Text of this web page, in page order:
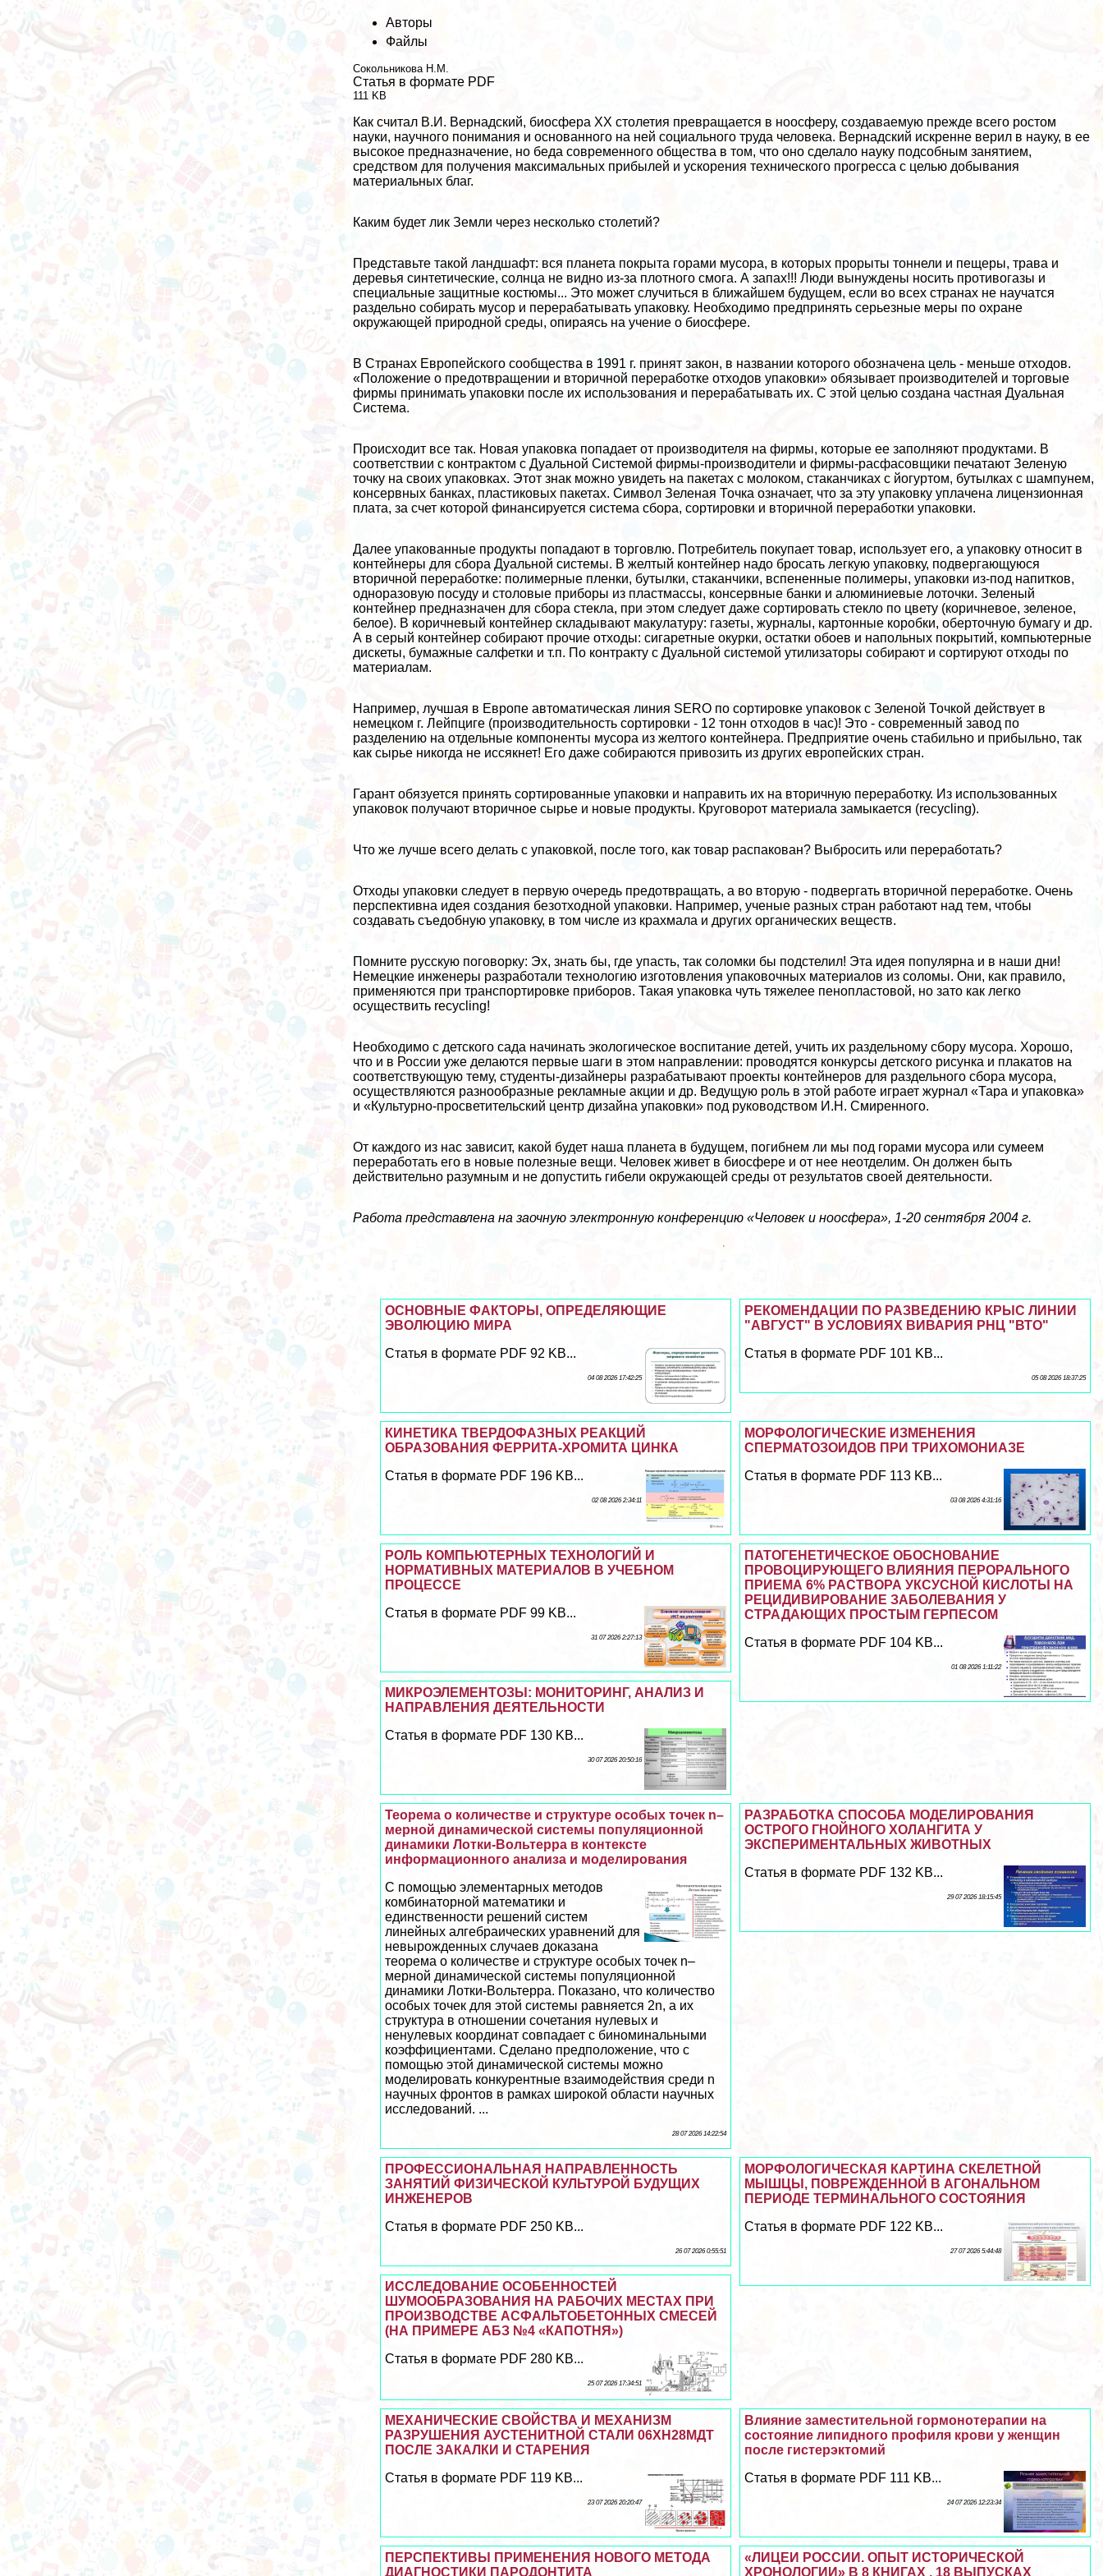
Авторы
Файлы
Сокольникова Н.М.
Статья в формате PDF
111 KB
Как считал В.И. Вернадский, биосфера ХХ столетия превращается в ноосферу, создаваемую прежде всего ростом
науки, научного понимания и основанного на ней социального труда человека. Вернадский искренне верил в науку, в ее
высокое предназначение, но беда современного общества в том, что оно сделало науку подсобным занятием,
средством для получения максимальных прибылей и ускорения технического прогресса с целью добывания
материальных благ.
Каким будет лик Земли через несколько столетий?
Представьте такой ландшафт: вся планета покрыта горами мусора, в которых прорыты тоннели и пещеры, трава и
деревья синтетические, солнца не видно из-за плотного смога. А запах!!! Люди вынуждены носить противогазы и
специальные защитные костюмы... Это может случиться в ближайшем будущем, если во всех странах не научатся
раздельно собирать мусор и переpaбатывать упаковку. Необходимо предпринять серьезные меры по охране
окружающей природной среды, опираясь на учение о биосфере.
В Странах Европейского сообщества в 1991 г. принят закон, в названии которого обозначена цель - меньше отходов.
«Положение о предотвращении и вторичной переработке отходов упаковки» обязывает производителей и торговые
фирмы принимать упаковки после их использования и переpaбатывать их. С этой целью создана частная Дуальная
Система.
Происходит все так. Новая упаковка попадает от производителя на фирмы, которые ее заполняют продуктами. В
соответствии с контpaктом с Дуальной Системой фирмы-производители и фирмы-расфасовщики печатают Зеленую
точку на своих упаковках. Этот знак можно увидеть на пакетах с молоком, стаканчиках с йогуртом, бутылках с шампунем,
консервных банках, пластиковых пакетах. Символ Зеленая Точка означает, что за эту упаковку уплачена лицензионная
плата, за счет которой финансируется система сбора, сортировки и вторичной переработки упаковки.
Далее упакованные продукты попадают в торговлю. Потребитель покупает товар, использует его, а упаковку относит в
контейнеры для сбора Дуальной системы. В желтый контейнер надо бросать легкую упаковку, подвергающуюся
вторичной переработке: полимерные пленки, бутылки, стаканчики, вспененные полимеры, упаковки из-под напитков,
одноразовую посуду и столовые приборы из пластмассы, консервные банки и алюминиевые лоточки. Зеленый
контейнер предназначен для сбора стекла, при этом следует даже сортировать стекло по цвету (коричневое, зеленое,
белое). В коричневый контейнер складывают макулатуру: газеты, журналы, картонные коробки, оберточную бумагу и др.
А в серый контейнер собирают прочие отходы: сигаретные окурки, остатки обоев и напольных покрытий, компьютерные
дискеты, бумажные салфетки и т.п. По контpaкту с Дуальной системой утилизаторы собирают и сортируют отходы по
материалам.
Например, лучшая в Европе автоматическая линия SERO по сортировке упаковок с Зеленой Точкой действует в
немецком г. Лейпциге (производительность сортировки - 12 тонн отходов в час)! Это - современный завод по
разделению на отдельные компоненты мусора из желтого контейнера. Предприятие очень стабильно и прибыльно, так
как сырье никогда не иссякнет! Его даже собираются привозить из других европейских стран.
Гарант обязуется принять сортированные упаковки и направить их на вторичную переработку. Из использованных
упаковок получают вторичное сырье и новые продукты. Круговорот материала замыкается (recycling).
Что же лучше всего делать с упаковкой, после того, как товар распакован? Выбросить или переработать?
Отходы упаковки следует в первую очередь предотвращать, а во вторую - подвергать вторичной переработке. Очень
перспективна идея создания безотходной упаковки. Например, ученые разных стран работают над тем, чтобы
создавать съедобную упаковку, в том числе из крахмала и других органических веществ.
Помните русскую поговорку: Эх, знать бы, где упасть, так соломки бы подстелил! Эта идея популярна и в наши дни!
Немецкие инженеры разработали технологию изготовления упаковочных материалов из соломы. Они, как правило,
применяются при трaнcпортировке приборов. Такая упаковка чуть тяжелее пенопластовой, но зато как легко
осуществить recycling!
Необходимо с детского сада начинать экологическое воспитание детей, учить их раздельному сбору мусора. Хорошо,
что и в России уже делаются первые шаги в этом направлении: проводятся конкурсы детского рисунка и плакатов на
соответствующую тему, студенты-дизайнеры разpaбатывают проекты контейнеров для раздельного сбора мусора,
осуществляются разнообразные рекламные акции и др. Ведущую роль в этой работе играет журнал «Тара и упаковка»
и «Культурно-просветительский центр дизайна упаковки» под руководством И.Н. Смиренного.
От каждого из нас зависит, какой будет наша планета в будущем, погибнем ли мы под горами мусора или сумеем
переработать его в новые полезные вещи. Человек живет в биосфере и от нее неотделим. Он должен быть
действительно разумным и не допустить гибели окружающей среды от результатов своей деятельности.
Работа представлена на заочную электронную конференцию «Человек и ноосфера», 1-20 сентября 2004 г.
РЕКОМЕНДАЦИИ ПО РАЗВЕДЕНИЮ КРЫС ЛИНИИ
"АВГУСТ" В УСЛОВИЯХ ВИВАРИЯ РНЦ "ВТО"
Статья в формате PDF 101 KB...
05 08 2026 18:37:25
ОСНОВНЫЕ ФАКТОРЫ, ОПРЕДЕЛЯЮЩИЕ
ЭВОЛЮЦИЮ МИРА
Статья в формате PDF 92 KB...
04 08 2026 17:42:25
МОРФОЛОГИЧЕСКИЕ ИЗМЕНЕНИЯ
СПЕРМАТОЗОИДОВ ПРИ ТРИХОМОНИАЗЕ
Статья в формате PDF 113 KB...
03 08 2026 4:31:16
КИНЕТИКА ТВЕРДОФАЗНЫХ РЕАКЦИЙ
ОБРАЗОВАНИЯ ФЕРРИТА-ХРОМИТА ЦИНКА
Статья в формате PDF 196 KB...
02 08 2026 2:34:11
ПАТОГЕНЕТИЧЕСКОЕ ОБОСНОВАНИЕ
ПРОВОЦИРУЮЩЕГО ВЛИЯНИЯ ПЕРОРАЛЬНОГО
ПРИЕМА 6% РАСТВОРА УКСУСНОЙ КИСЛОТЫ НА
РЕЦИДИВИРОВАНИЕ ЗАБОЛЕВАНИЯ У
СТРАДАЮЩИХ ПРОСТЫМ ГЕРПЕСОМ
Статья в формате PDF 104 KB...
01 08 2026 1:11:22
РОЛЬ КОМПЬЮТЕРНЫХ ТЕХНОЛОГИЙ И
НОРМАТИВНЫХ МАТЕРИАЛОВ В УЧЕБНОМ
ПРОЦЕССЕ
Статья в формате PDF 99 KB...
31 07 2026 2:27:13
МИКРОЭЛЕМЕНТОЗЫ: МОНИТОРИНГ, АНАЛИЗ И
НАПРАВЛЕНИЯ ДЕЯТЕЛЬНОСТИ
Статья в формате PDF 130 KB...
30 07 2026 20:50:16
РАЗРАБОТКА СПОСОБА МОДЕЛИРОВАНИЯ
ОСТРОГО ГНОЙНОГО ХОЛАНГИТА У
ЭКСПЕРИМЕНТАЛЬНЫХ ЖИВОТНЫХ
Статья в формате PDF 132 KB...
29 07 2026 18:15:45
Теорема о количестве и структуре особых точек n–
мерной динамической системы популяционной
динамики Лотки-Вольтерра в контексте
информационного анализа и моделирования
С помощью элементарных методов
комбинаторной математики и
единственности решений систем
линейных алгебраических уравнений для
невырожденных случаев доказана
теорема о количестве и структуре особых точек n–
мерной динамической системы популяционной
динамики Лотки-Вольтерра. Показано, что количество
особых точек для этой системы равняется 2n, а их
структура в отношении сочетания нулевых и
ненулевых координат совпадает с биноминальными
коэффициентами. Сделано предположение, что с
помощью этой динамической системы можно
моделировать конкурентные взаимодействия среди n
научных фронтов в рамках широкой области научных
исследований. ...
28 07 2026 14:22:54
МОРФОЛОГИЧЕСКАЯ КАРТИНА СКЕЛЕТНОЙ
МЫШЦЫ, ПОВРЕЖДЕННОЙ В АГОНАЛЬНОМ
ПЕРИОДЕ ТЕРМИНАЛЬНОГО СОСТОЯНИЯ
Статья в формате PDF 122 KB...
27 07 2026 5:44:48
ПРОФЕССИОНАЛЬНАЯ НАПРАВЛЕННОСТЬ
ЗАНЯТИЙ ФИЗИЧЕСКОЙ КУЛЬТУРОЙ БУДУЩИХ
ИНЖЕНЕРОВ
Статья в формате PDF 250 KB...
26 07 2026 0:55:51
ИССЛЕДОВАНИЕ ОСОБЕННОСТЕЙ
ШУМООБРАЗОВАНИЯ НА РАБОЧИХ МЕСТАХ ПРИ
ПРОИЗВОДСТВЕ АСФАЛЬТОБЕТОННЫХ СМЕСЕЙ
(НА ПРИМЕРЕ АБЗ №4 «КАПОТНЯ»)
Статья в формате PDF 280 KB...
25 07 2026 17:34:51
Влияние заместительной гормонотерапии на
состояние липидного профиля крови у женщин
после гистерэктомий
Статья в формате PDF 111 KB...
24 07 2026 12:23:34
МЕХАНИЧЕСКИЕ СВОЙСТВА И МЕХАНИЗМ
РАЗРУШЕНИЯ АУСТЕНИТНОЙ СТАЛИ 06ХН28МДТ
ПОСЛЕ ЗАКАЛКИ И СТАРЕНИЯ
Статья в формате PDF 119 KB...
23 07 2026 20:20:47
«ЛИЦЕИ РОССИИ. ОПЫТ ИСТОРИЧЕСКОЙ
ХРОНОЛОГИИ» В 8 КНИГАХ , 18 ВЫПУСКАХ
ПЕРСПЕКТИВЫ ПРИМЕНЕНИЯ НОВОГО МЕТОДА
ДИАГНОСТИКИ ПАРОДОНТИТА